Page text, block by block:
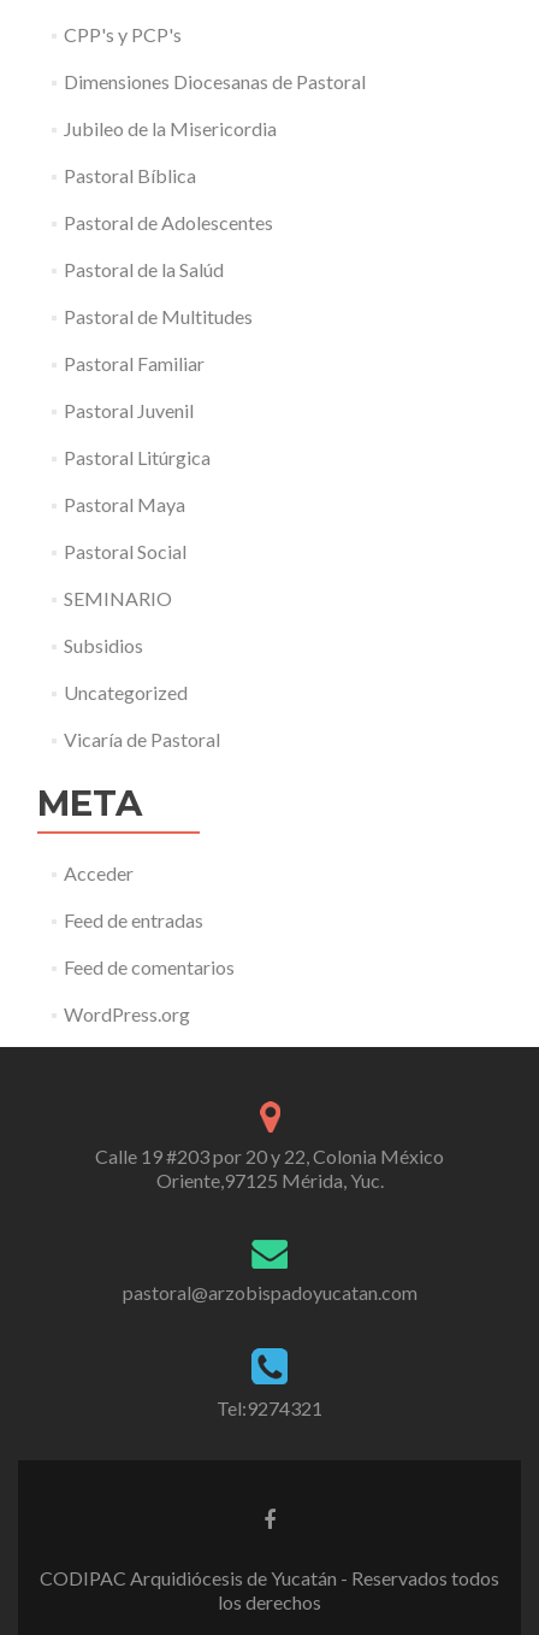
CPP's y PCP's
Dimensiones Diocesanas de Pastoral
Jubileo de la Misericordia
Pastoral Bíblica
Pastoral de Adolescentes
Pastoral de la Salúd
Pastoral de Multitudes
Pastoral Familiar
Pastoral Juvenil
Pastoral Litúrgica
Pastoral Maya
Pastoral Social
SEMINARIO
Subsidios
Uncategorized
Vicaría de Pastoral
META
Acceder
Feed de entradas
Feed de comentarios
WordPress.org
Calle 19 #203 por 20 y 22, Colonia México
Oriente,97125 Mérida, Yuc.
pastoral@arzobispadoyucatan.com
Tel:9274321
CODIPAC Arquidiócesis de Yucatán - Reservados todos
los derechos